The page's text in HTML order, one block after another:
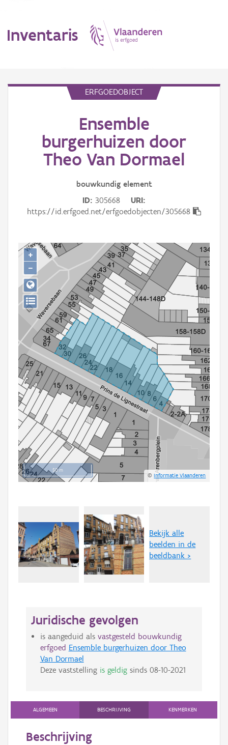
Inventaris
Aanduidingsobject
Gebeurtenis
Downloads
Hergebruik
Aanmelden
ERFGOEDOBJECT
Ensemble
burgerhuizen door
Theo Van Dormael
bouwkundig element
ID 305668
URI
https://id.erfgoed.net/erfgoedobjecten/305668
50 m
©Informatie Vlaanderen
+
−
Bekijk alle
beelden in de
beeldbank >
Juridische gevolgen
is aangeduid als vastgesteld bouwkundig
erfgoed Ensemble burgerhuizen door Theo
Van Dormael
Deze vaststelling is geldigsinds 08-10-2021
ALGEMEEN BESCHRIJVING KENMERKEN
Beschrijving